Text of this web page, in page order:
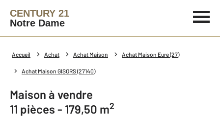
CENTURY 21
Notre Dame
Accueil Achat Achat Maison Achat Maison Eure (27)
Achat Maison GISORS (27140)
Maison à vendre
11 pièces - 179,50 m2